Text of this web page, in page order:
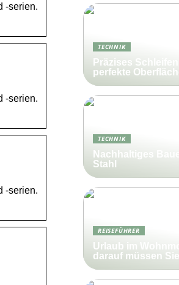
-serien.
-serien.
-serien.
TECHNIK
Präzises Schleifen
perfekte
TECHNIK
Nachhaltiges
Stahl
REISEFÜHRER
Urlaub im
darauf müssen Sie